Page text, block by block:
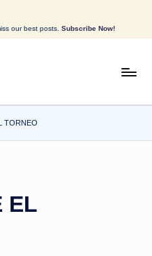
our best posts. Subscribe Now!
TORNEO
EL